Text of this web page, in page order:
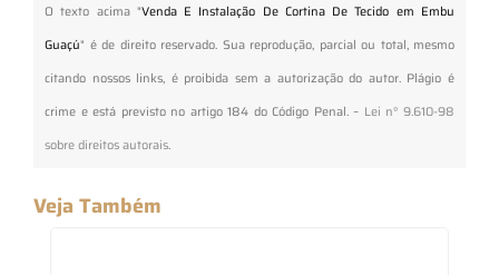
O texto acima "Venda E Instalação De Cortina De Tecido em Embu
Guaçú" é de direito reservado. Sua reprodução, parcial ou total, mesmo
citando nossos links, é proibida sem a autorização do autor. Plágio é
crime e está previsto no artigo 184 do Código Penal. – Lei n° 9.610-98
sobre direitos autorais.
Veja Também